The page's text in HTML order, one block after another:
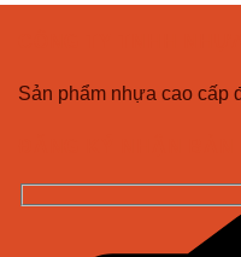
Sản phẩm nhựa cao cấp